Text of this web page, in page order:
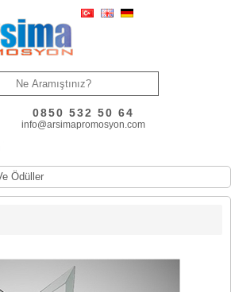
0850 532 50 64
info@arsimapromosyon.com
Ödüller